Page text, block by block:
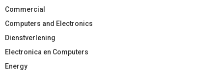
Commercial
Computers and Electronics
Dienstverlening
Electronica en Computers
Energy